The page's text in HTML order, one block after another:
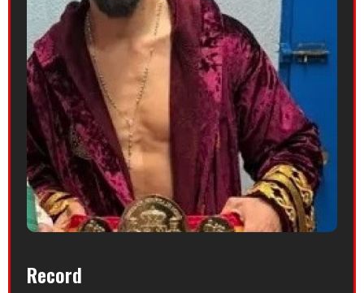
Record